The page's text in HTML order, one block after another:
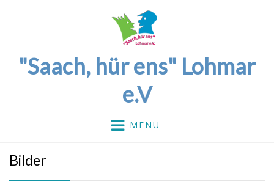
"Saach, hür ens" Lohmar
e.V
MENU
Bilder